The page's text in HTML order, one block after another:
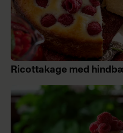
Ricottakage med